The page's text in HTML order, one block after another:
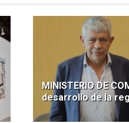
MINISTERIO DE
desarrollo de la